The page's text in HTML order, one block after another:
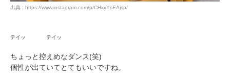
出典 : https://www.instagram.com/p/CHxxYsEAjsp/
テイッ テイッ
ちょっと控えめなダンス(笑)
個性が出ていてとてもいいですね。
PECOアプリをダウンロード済みの方